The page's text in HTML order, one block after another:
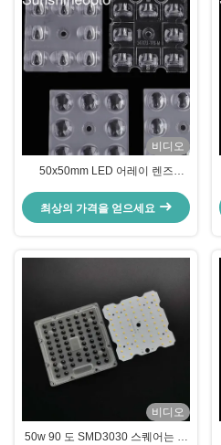
비디오
50x50mm LED 어레이 렌즈
소재
최상의 가격을 얻으세요
비디오
50w 90 도 SMD3030 스퀘어는 터